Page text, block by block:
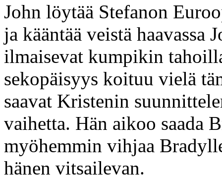
John löytää Stefanon
ja kääntää veistä haavassa
ilmaisevat kumpikin
sekopäisyys koituu vielä
saavat Kristenin
vaihetta. Hän aikoo saada
myöhemmin vihjaa
hänen vitsailevan.